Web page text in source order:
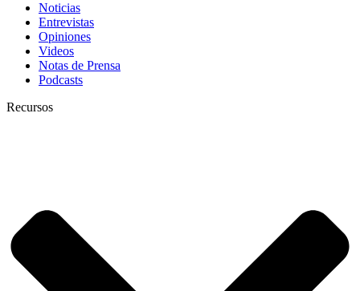
Noticias
Entrevistas
Opiniones
Videos
Notas de Prensa
Podcasts
Recursos